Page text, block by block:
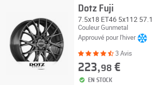
Dotz Fuji
7.5x18 ET46 5x112 57.1
Couleur Gunmetal
Approuvé pour l'hiver
3 Avis
223,98€
EN STOCK